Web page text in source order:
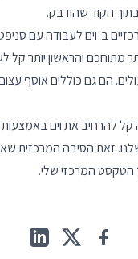
הקוד שהודבק.
ב-וים לעבודה עם
מתוחכם והראשון יותר קל
הם גם כוללים אוסף
זאת הסיבה המרכזית
המרכזי שלי.